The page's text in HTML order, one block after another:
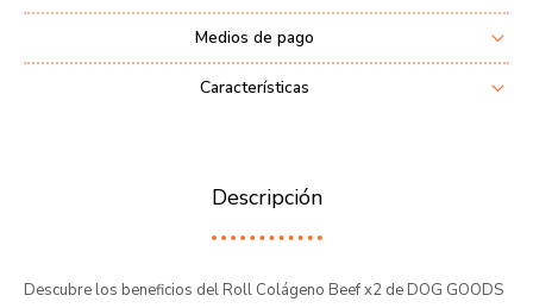
Medios de pago
Características
Descripción
Descubre los beneficios del Roll Colágeno Beef x2 de DOG GOODS